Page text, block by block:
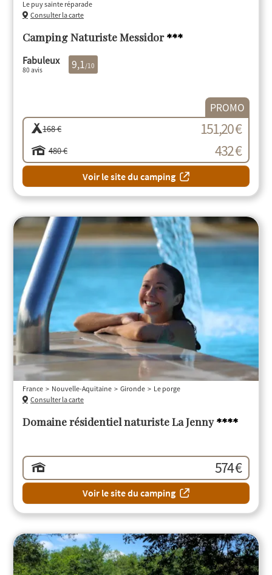
Camping Naturiste Messidor***
Le puy sainte réparade
Consulter la carte
Fabuleux
80 avis 9,1/10
PROMO
168 € 151,20 €
480 € 432 €
Voir le site du camping
Domaine résidentiel naturiste La Jenny****
France Nouvelle-Aquitaine Gironde
Le porge
Consulter la carte
574 €
Voir le site du camping